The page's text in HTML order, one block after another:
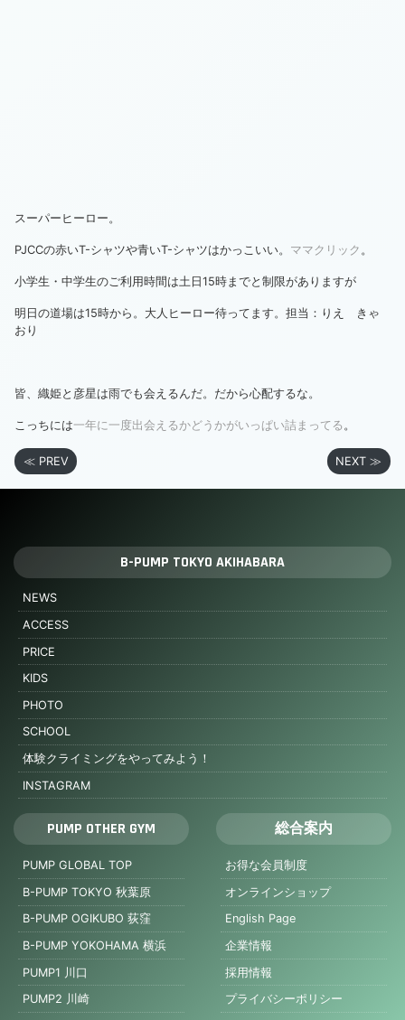
スーパーヒーロー。
PJCCの赤いT-シャツや青いT-シャツはかっこいい。 ママクリック 。
小学生・中学生のご利用時間は土日15時までと制限がありますが
明日の道場は15時から。大人ヒーロー待ってます。担当：りえ きゃ
おり
皆、織姫と彦星は雨でも会えるんだ。だから心配するな。
こっちには一年に一度出会えるかどうかがいっぱい詰まってる。
≪ PREV NEXT ≫
B-PUMP TOKYO AKIHABARA
NEWS
ACCESS
PRICE
KIDS
PHOTO
SCHOOL
体験クライミングをやってみよう！
INSTAGRAM
PUMP OTHER GYM
PUMP GLOBAL TOP
B-PUMP TOKYO 秋葉原
B-PUMP OGIKUBO 荻窪
B-PUMP YOKOHAMA 横浜
PUMP1 川口
PUMP2 川崎
総合案内
お得な会員制度
オンラインショップ
English Page
企業情報
採用情報
プライバシーポリシー